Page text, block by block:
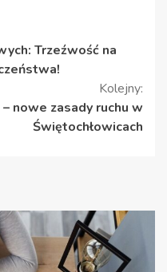
Trzeźwość na
Kolejny:
nowe zasady ruchu w
Świętochłowicach